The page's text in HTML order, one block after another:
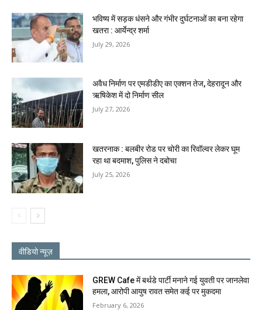
भविष्य में सड़क धंसने और गंभीर दुर्घटनाओं का बना रहेगा
खतरा : आर्येन्द्र शर्मा
July 29, 2026
अवैध निर्माण पर एमडीडीए का एक्शन तेज, देहरादून और
ऋषिकेश में दो निर्माण सील
July 27, 2026
खतरनाक : बलबीर रोड पर चोरी का रिवॉल्वर लेकर घूम
रहा था बदमाश, पुलिस ने दबोचा
July 25, 2026
वीडियो न्यूज़
GREW Cafe में बर्थडे पार्टी मनाने गई युवती पर जानलेवा
हमला, आरोपी आयुष रावत समेत कई पर मुकदमा
February 6, 2026